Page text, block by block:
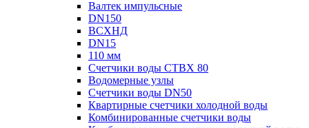
Валтек импульсные
DN150
ВСХНД
DN15
110 мм
Счетчики воды СТВХ 80
Водомерные узлы
Счетчики воды DN50
Квартирные счетчики холодной воды
Комбинированные счетчики воды